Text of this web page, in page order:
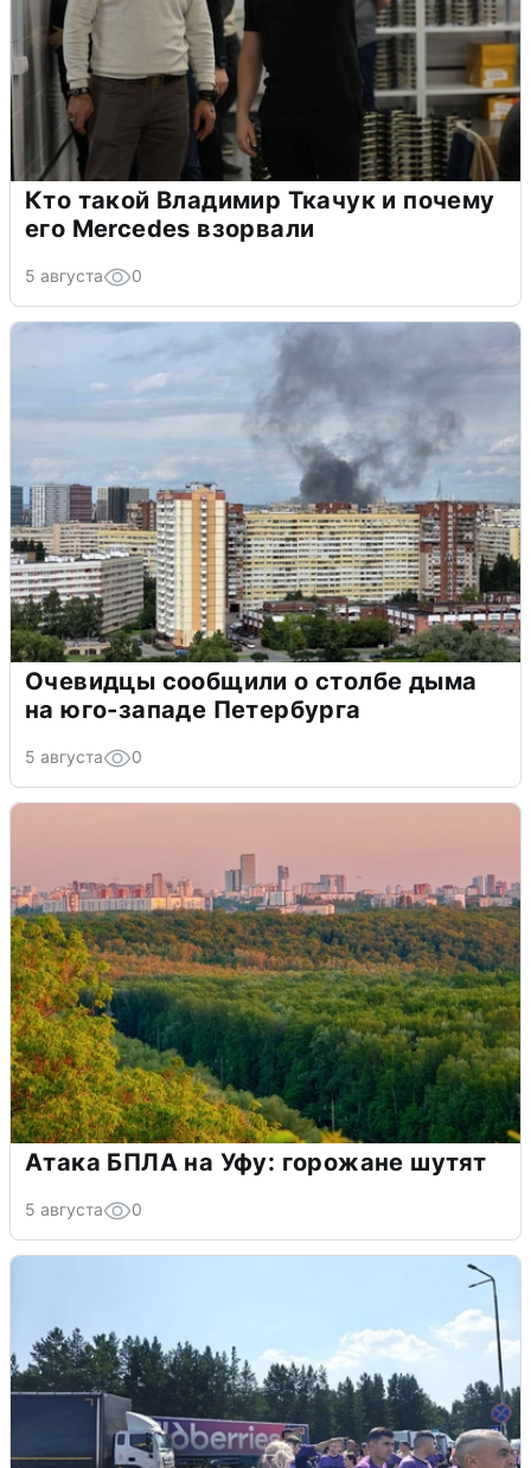
Кто такой Владимир Ткачук и почему
его Mercedes взорвали
5 августа 0
Очевидцы сообщили о столбе дыма
на юго-западе Петербурга
5 августа 0
Атака БПЛА на Уфу: горожане шутят
5 августа 0